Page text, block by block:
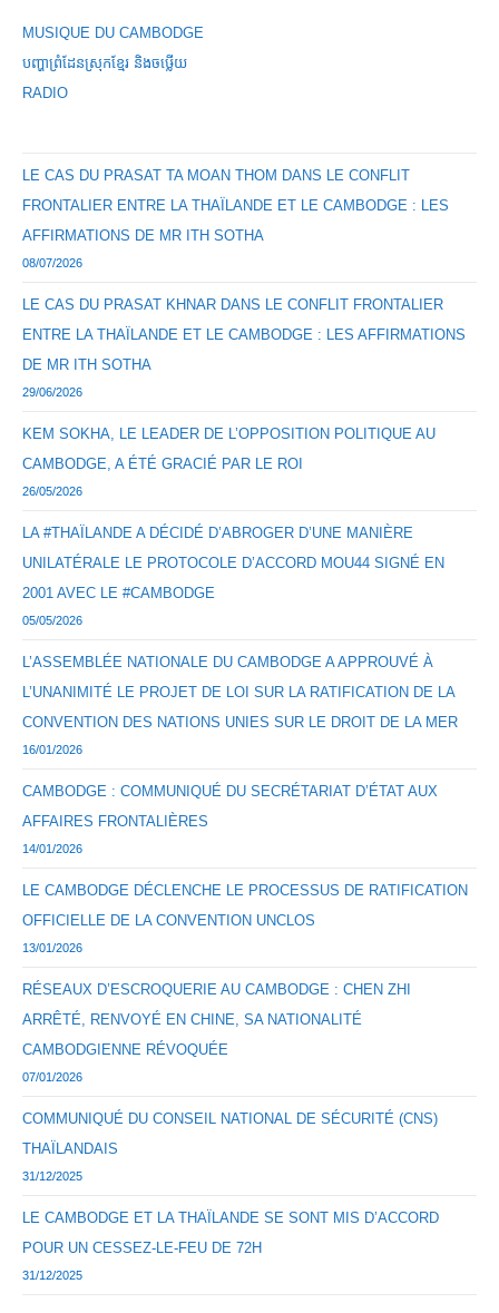
MUSIQUE DU CAMBODGE
បញ្ហាព្រំដែនស្រុកខ្មែរ និងចឞ្លើយ
RADIO
LE CAS DU PRASAT TA MOAN THOM DANS LE CONFLIT
FRONTALIER ENTRE LA THAÏLANDE ET LE CAMBODGE : LES
AFFIRMATIONS DE MR ITH SOTHA
08/07/2026
LE CAS DU PRASAT KHNAR DANS LE CONFLIT FRONTALIER
ENTRE LA THAÏLANDE ET LE CAMBODGE : LES AFFIRMATIONS
DE MR ITH SOTHA
29/06/2026
KEM SOKHA, LE LEADER DE L’OPPOSITION POLITIQUE AU
CAMBODGE, A ÉTÉ GRACIÉ PAR LE ROI
26/05/2026
LA #THAÏLANDE A DÉCIDÉ D’ABROGER D’UNE MANIÈRE
UNILATÉRALE LE PROTOCOLE D’ACCORD MOU44 SIGNÉ EN
2001 AVEC LE #CAMBODGE
05/05/2026
L’ASSEMBLÉE NATIONALE DU CAMBODGE A APPROUVÉ À
L’UNANIMITÉ LE PROJET DE LOI SUR LA RATIFICATION DE LA
CONVENTION DES NATIONS UNIES SUR LE DROIT DE LA MER
16/01/2026
CAMBODGE : COMMUNIQUÉ DU SECRÉTARIAT D’ÉTAT AUX
AFFAIRES FRONTALIÈRES
14/01/2026
LE CAMBODGE DÉCLENCHE LE PROCESSUS DE RATIFICATION
OFFICIELLE DE LA CONVENTION UNCLOS
13/01/2026
RÉSEAUX D’ESCROQUERIE AU CAMBODGE : CHEN ZHI
ARRÊTÉ, RENVOYÉ EN CHINE, SA NATIONALITÉ
CAMBODGIENNE RÉVOQUÉE
07/01/2026
COMMUNIQUÉ DU CONSEIL NATIONAL DE SÉCURITÉ (CNS)
THAÏLANDAIS
31/12/2025
LE CAMBODGE ET LA THAÏLANDE SE SONT MIS D’ACCORD
POUR UN CESSEZ-LE-FEU DE 72H
31/12/2025